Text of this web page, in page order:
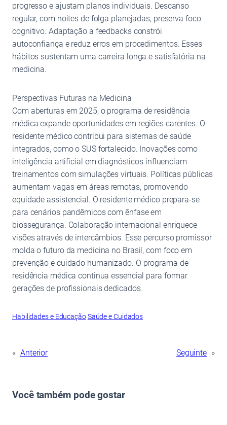
progresso e ajustam planos individuais. Descanso
regular, com noites de folga planejadas, preserva foco
cognitivo. Adaptação a feedbacks constrói
autoconfiança e reduz erros em procedimentos. Esses
hábitos sustentam uma carreira longa e satisfatória na
medicina.
Perspectivas Futuras na Medicina
Com aberturas em 2025, o programa de residência
médica expande oportunidades em regiões carentes. O
residente médico contribui para sistemas de saúde
integrados, como o SUS fortalecido. Inovações como
inteligência artificial em diagnósticos influenciam
treinamentos com simulações virtuais. Políticas públicas
aumentam vagas em áreas remotas, promovendo
equidade assistencial. O residente médico prepara-se
para cenários pandêmicos com ênfase em
biossegurança. Colaboração internacional enriquece
visões através de intercâmbios. Esse percurso promissor
molda o futuro da medicina no Brasil, com foco em
prevenção e cuidado humanizado. O programa de
residência médica continua essencial para formar
gerações de profissionais dedicados.
Habilidades e EducaçãoSaúde e Cuidados
« Anterior Seguinte »
Você também pode gostar